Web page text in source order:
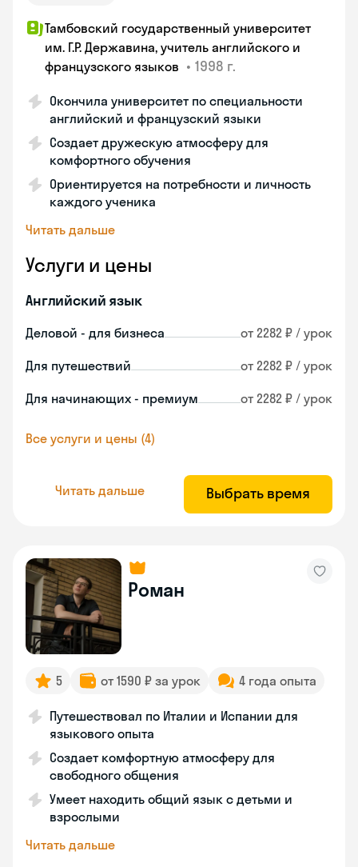
Тамбовский государственный университет
им. Г.Р. Державина, учитель английского и
французского языков • 1998 г.
Окончила университет по специальности
английский и французский языки
Создает дружескую атмосферу для
комфортного обучения
Ориентируется на потребности и личность
каждого ученика
Читать дальше
Услуги и цены
Английский язык
Деловой - для бизнеса от 2282 ₽ / урок
Для путешествий от 2282 ₽ / урок
Для начинающих - премиум от 2282 ₽ / урок
Все услуги и цены (4)
Читать дальше Выбрать время
Роман
5 от 1590 ₽ за урок 4 года опыта
Путешествовал по Италии и Испании для
языкового опыта
Создает комфортную атмосферу для
свободного общения
Умеет находить общий язык с детьми и
взрослыми
Читать дальше